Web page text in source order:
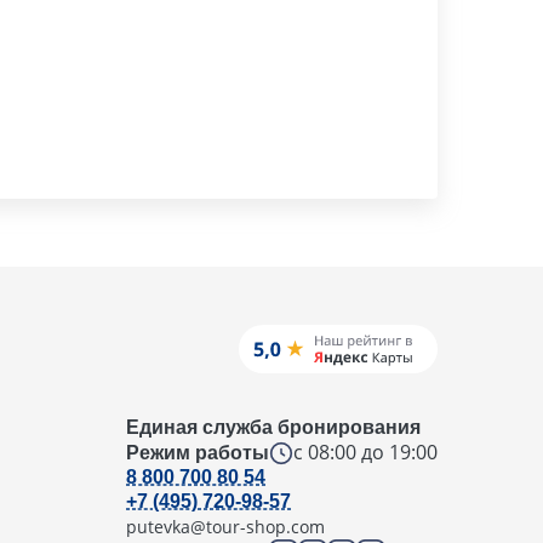
Единая служба бронирования
Режим работы
с 08:00 до 19:00
8 800 700 80 54
+7 (495) 720-98-57
putevka@tour-shop.com